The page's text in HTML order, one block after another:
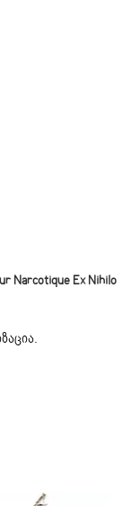
Ex Nihilo
.